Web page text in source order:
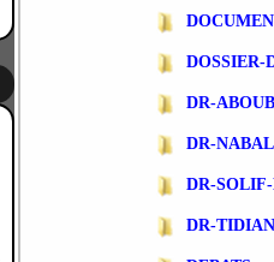
DOSSIER-
DR-
DR-
DR-
DR-